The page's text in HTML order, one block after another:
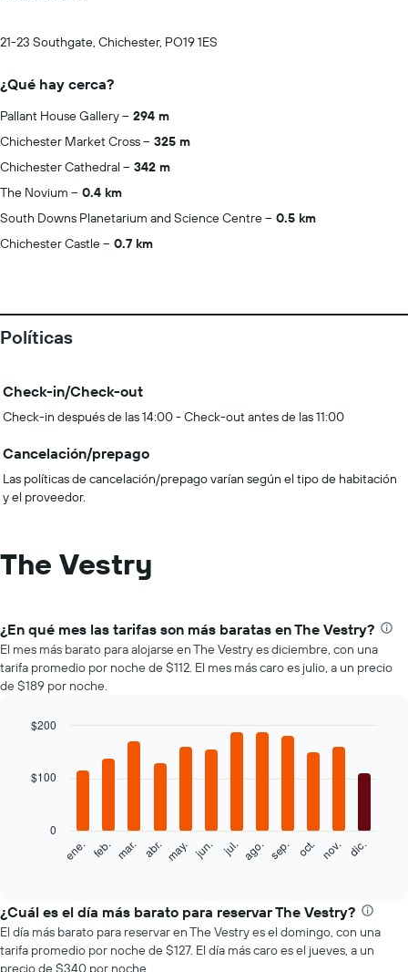
21-23 Southgate, Chichester, PO19 1ES
¿Qué hay cerca?
Pallant House Gallery
294 m
Chichester Market Cross
325 m
Chichester Cathedral
342 m
The Novium
0.4 km
South Downs Planetarium and Science Centre
0.5 km
Chichester Castle
0.7 km
Políticas
Check-in/Check-out
Check-in después de las 14:00 - Check-out antes de las 11:00
Cancelación/prepago
Las políticas de cancelación/prepago varían según el tipo de habitación
y el proveedor.
The Vestry
¿En qué mes las tarifas son más baratas en The Vestry?
El mes más barato para alojarse en The Vestry es diciembre, con una
tarifa promedio por noche de $112. El mes más caro es julio, a un precio
de $189 por noche.
with
siguiente
el
precio
promedio
de
ene. feb. mar. abr. may. jun. jul. ago. sep. oct. nov. dic.
0
$100
$200
¿Cuál es el día más barato para reservar The Vestry?
El día más barato para reservar en The Vestry es el domingo, con una
tarifa promedio por noche de $127. El día más caro es el jueves, a un
precio de $340 por noche.